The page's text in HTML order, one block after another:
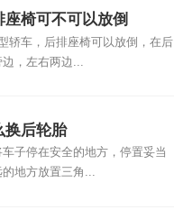
椅可不可以放倒
轿车，后排座椅可以放倒，在后
，左右两边...
换后轮胎
子停在安全的地方，停置妥当
地方放置三角...